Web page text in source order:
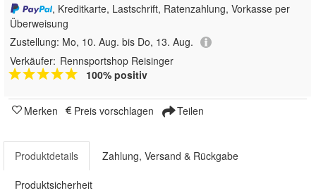
, Kreditkarte, Lastschrift, Ratenzahlung, Vorkasse per
Überweisung
Zustellung: Mo, 10. Aug. bis Do, 13. Aug.
Verkäufer: Rennsportshop Reisinger
100% positiv
Merken Preis vorschlagen Teilen
Produktdetails Zahlung, Versand & Rückgabe
Produktsicherheit